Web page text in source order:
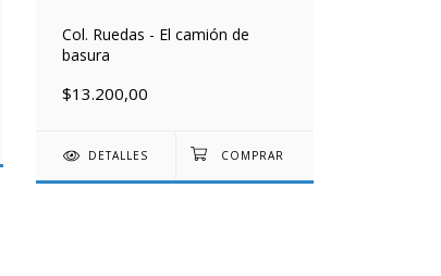
Col. Ruedas - El camión de
basura
$13.200,00
DETALLES